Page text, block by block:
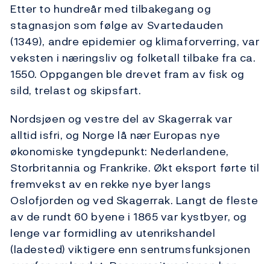
Etter to hundreår med tilbakegang og
stagnasjon som følge av Svartedauden
(1349), andre epidemier og klimaforverring, var
veksten i næringsliv og folketall tilbake fra ca.
1550. Oppgangen ble drevet fram av fisk og
sild, trelast og skipsfart.
Nordsjøen og vestre del av Skagerrak var
alltid isfri, og Norge lå nær Europas nye
økonomiske tyngdepunkt: Nederlandene,
Storbritannia og Frankrike. Økt eksport førte til
fremvekst av en rekke nye byer langs
Oslofjorden og ved Skagerrak. Langt de fleste
av de rundt 60 byene i 1865 var kystbyer, og
lenge var formidling av utenrikshandel
(ladested) viktigere enn sentrumsfunksjonen